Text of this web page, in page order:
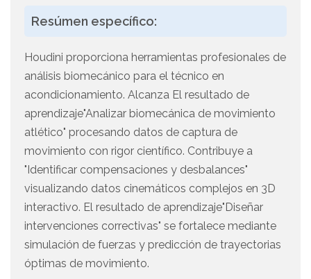
Resúmen específico:
Houdini proporciona herramientas profesionales de
análisis biomecánico para el técnico en
acondicionamiento. Alcanza El resultado de
aprendizaje"Analizar biomecánica de movimiento
atlético" procesando datos de captura de
movimiento con rigor científico. Contribuye a
"Identificar compensaciones y desbalances"
visualizando datos cinemáticos complejos en 3D
interactivo. El resultado de aprendizaje"Diseñar
intervenciones correctivas" se fortalece mediante
simulación de fuerzas y predicción de trayectorias
óptimas de movimiento.